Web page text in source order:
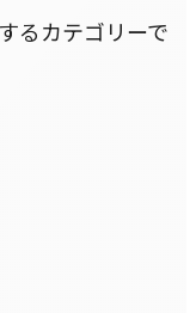
るカテゴリーで